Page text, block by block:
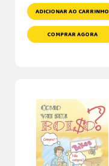
ADICIONAR AO CARRINHO
COMPRAR AGORA